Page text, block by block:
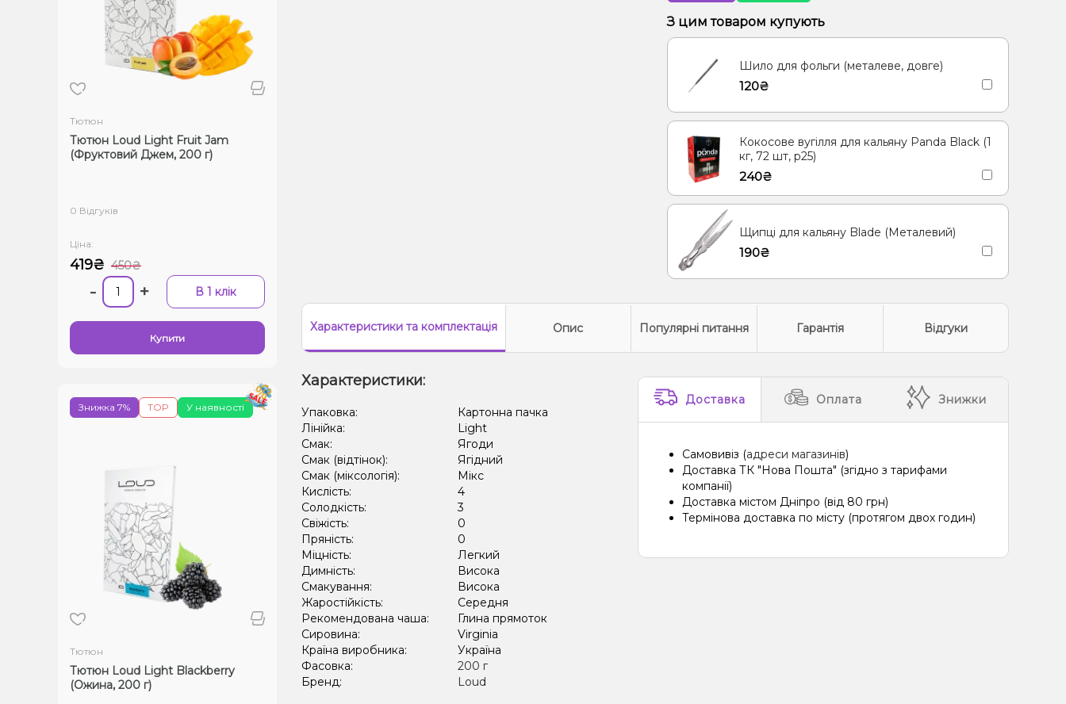
Тютюн
Тютюн Loud Light Fruit Jam
(Фруктовий Джем, 200 г)
0 Відгуків
Ціна:
419₴ 450₴
- + В 1 клік
Купити
У наявності
Знижка 7% TOP
Тютюн
Тютюн Loud Light Blackberry
(Ожина, 200 г)
З цим товаром купують
Шило для фольги (металеве, довге)
120₴
Кокосове вугілля для кальяну Panda Black (1
кг, 72 шт, р25)
240₴
Щипці для кальяну Blade (Металевий)
190₴
Характеристикита комплектація Опис Популярні питання Гарантія Відгуки
Характеристики:
Упаковка:
Картонна пачка
Лінійка:
Light
Смак:
Ягоди
Смак (відтінок):
Ягідний
Смак (міксологія):
Мікс
Кислість:
4
Солодкість:
3
Свіжість:
0
Пряність:
0
Міцність:
Легкий
Димність:
Висока
Смакування:
Висока
Жаростійкість:
Середня
Рекомендована чаша:
Глина прямоток
Сировина:
Virginia
Країна виробника:
Україна
Фасовка:
200 г
Бренд:
Loud
Доставка Оплата Знижки
Самовивіз (адреси магазинів)
Доставка ТК "Нова Пошта" (згідно з тарифами
компанії)
Доставка містом Дніпро (від 80 грн)
Термінова доставка по місту (протягом двох годин)